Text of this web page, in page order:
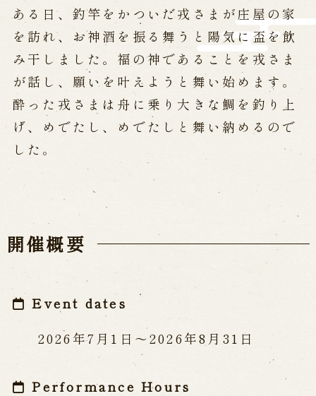
うずの丘大鳴門橋記念館
ある日、釣竿をかついだ戎さまが庄屋の家
を訪れ、お神酒を振る舞うと陽気に盃を飲
み干しました。福の神であることを戎さま
が話し、願いを叶えようと舞い始めます。
酔った戎さまは舟に乗り大きな鯛を釣り上
げ、めでたし、めでたしと舞い納めるので
した。
開催概要
Event dates
2026年7月1日〜2026年8月31日
Performance Hours